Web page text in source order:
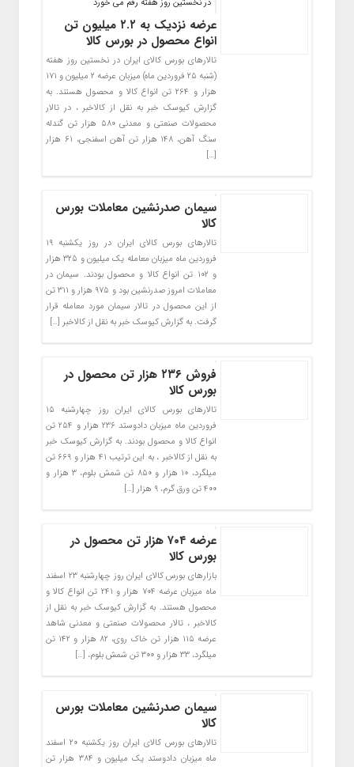
در نخستین روز هفته رقم می خورد
عرضه نزدیک به ۲.۲ میلیون تن
انواع محصول در بورس کالا
تالارهای بورس کالای ایران در نخستین روز هفته
(شنبه ۲۵ فروردین ماه) میزبان عرضه ۲ میلیون و ۱۷۱
هزار و ۲۶۴ تن انواع کالا و محصول هستند. به
گزارش کیوسک خبر به نقل از کالاخبر ، در تالار
محصولات صنعتی و معدنی ۵۸۰ هزار تن گندله
سنگ آهن، ۱۴۸ هزار تن آهن اسفنجی، ۶۱ هزار
[…]
سیمان صدرنشین معاملات بورس
کالا
تالارهای بورس کالای ایران در روز یکشنبه ۱۹
فروردین ماه میزبان معامله یک میلیون و ۳۲۵ هزار
و ۱۰۲ تن انواع کالا و محصول بودند. سیمان در
معاملات امروز صدرنشین بود و ۹۷۵ هزار و ۳۱۱ تن
از این محصول در تالار سیمان مورد معامله قرار
گرفت. به گزارش کیوسک خبر به نقل از کالاخبر […]
فروش ۲۳۶ هزار تن محصول در
بورس کالا
تالارهای بورس کالای ایران روز چهارشنبه ۱۵
فروردین ماه میزبان دادوستد ۲۳۶ هزار و ۲۵۴ تن
انواع کالا و محصول بودند. به گزارش کیوسک خبر
به نقل از کالاخبر ، به این ترتیب ۴۱ هزار و ۶۶۹ تن
میلگرد، ۱۰ هزار و ۸۵۰ تن شمش بلوم، ۳ هزار و
۴۰۰ تن ورق گرم، ۹ هزار […]
عرضه ۷۰۴ هزار تن محصول در
بورس کالا
بازارهای بورس کالای ایران روز چهارشنبه ۲۳ اسفند
ماه میزبان عرضه ۷۰۴ هزار و ۲۴۱ تن انواع کالا و
محصول هستند. به گزارش کیوسک خبر به نقل از
کالاخبر ، تالار محصولات صنعتی و معدنی شاهد
عرضه ۱۱۵ هزار تن خاک روی، ۸۲ هزار و ۱۴۲ تن
میلگرد، ۳۳ هزار و ۳۰۰ تن شمش بلوم، […]
سیمان صدرنشین معاملات بورس
کالا
تالارهای بورس کالای ایران روز یکشنبه ۲۰ اسفند
ماه میزبان دادوستد یک میلیون و ۳۸۴ هزار تن